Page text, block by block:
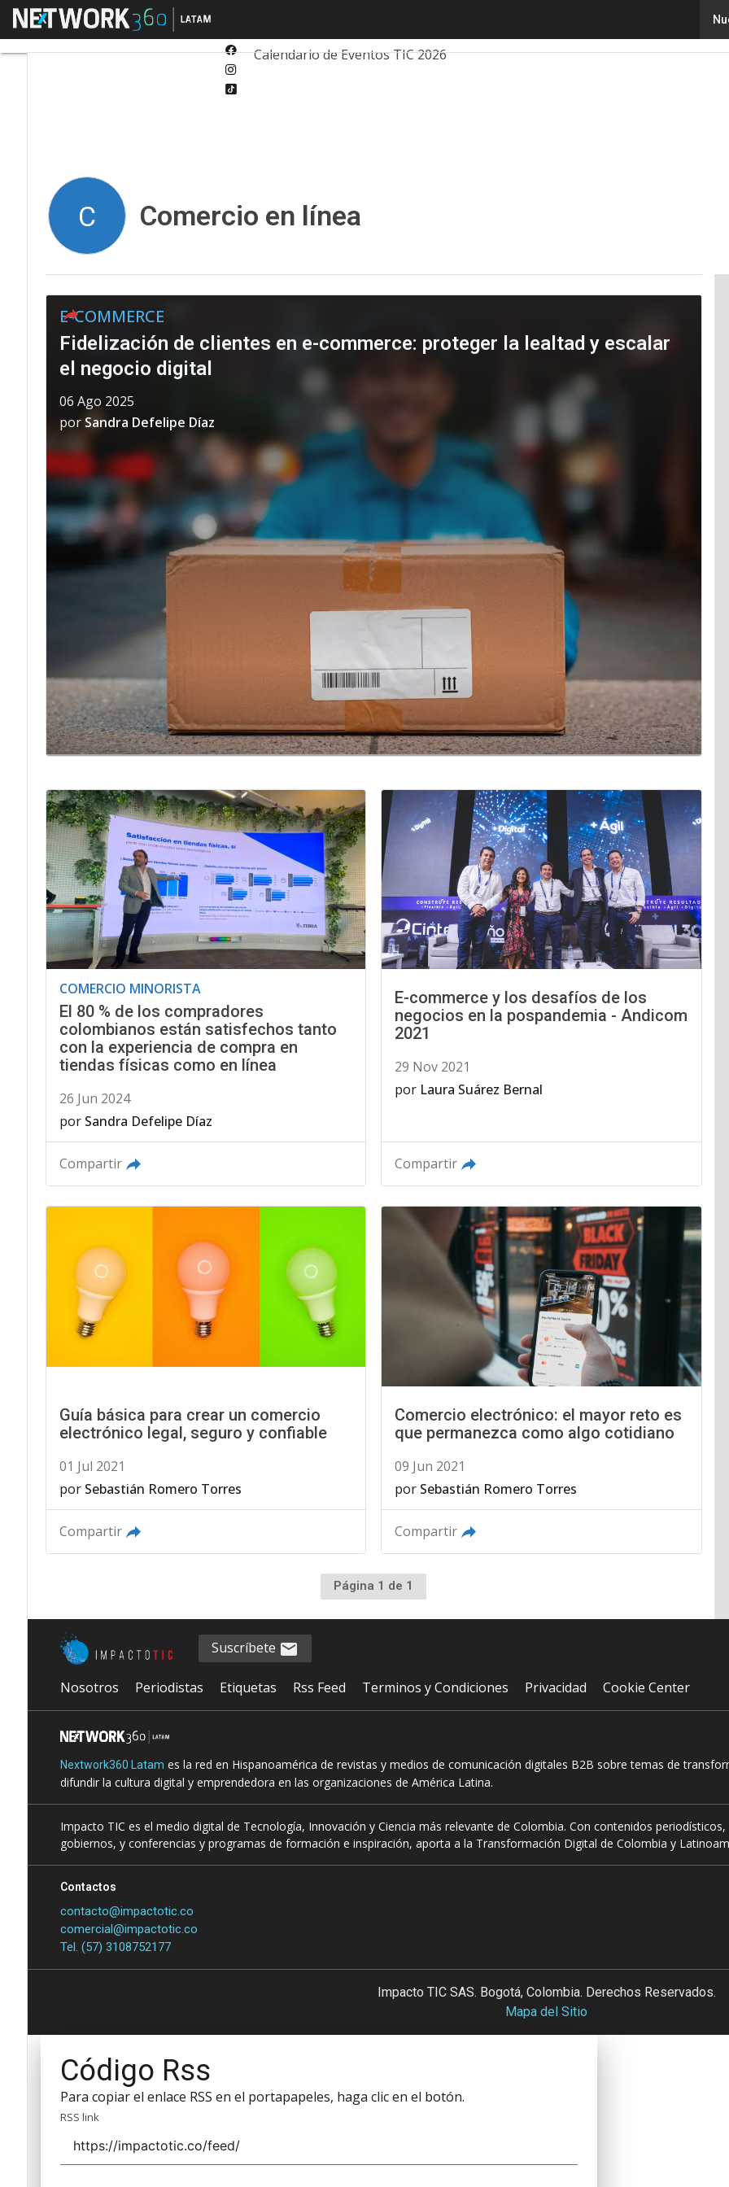
Menú
Facebook
Ciberseguridad
Calendario de Eventos TIC 2026
C Comercio en línea
E-COMMERCE
Fidelización de clientes en e-commerce: proteger la lealtad y escalar
el negocio digital
06 Ago 2025
por Sandra Defelipe Díaz
COMERCIO MINORISTA
El 80 % de los compradores
colombianos están satisfechos tanto
con la experiencia de compra en
tiendas físicas como en línea
26 Jun 2024
por Sandra Defelipe Díaz
Compartir
E-commerce y los desafíos de los
negocios en la pospandemia - Andicom
2021
29 Nov 2021
por Laura Suárez Bernal
Compartir
Guía básica para crear un comercio
electrónico legal, seguro y confiable
01 Jul 2021
por Sebastián Romero Torres
Compartir
Comercio electrónico: el mayor reto es
que permanezca como algo cotidiano
09 Jun 2021
por Sebastián Romero Torres
Compartir
Página 1 de 1
Suscríbete
Nosotros Periodistas Etiquetas Rss Feed Terminos y Condiciones Privacidad Cookie Center
Nextwork360 Latam es la red en Hispanoamérica de revistas y medios de comunicación digitales B2B sobre temas de
difundir la cultura digital y emprendedora en las organizaciones de América Latina.
Impacto TIC es el medio digital de Tecnología, Innovación y Ciencia más relevante de Colombia. Con contenidos
gobiernos, y conferencias y programas de formación e inspiración, aporta a la Transformación Digital de Colombia y
Contactos
contacto@impactotic.co
comercial@impactotic.co
Tel. (57) 3108752177
Impacto TIC SAS. Bogotá, Colombia. Derechos Reservados.
Mapa del Sitio
Código Rss
Para copiar el enlace RSS en el portapapeles, haga clic en el botón.
RSS link